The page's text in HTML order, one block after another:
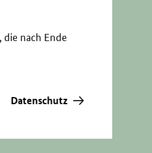
die nach Ende
Datenschutz